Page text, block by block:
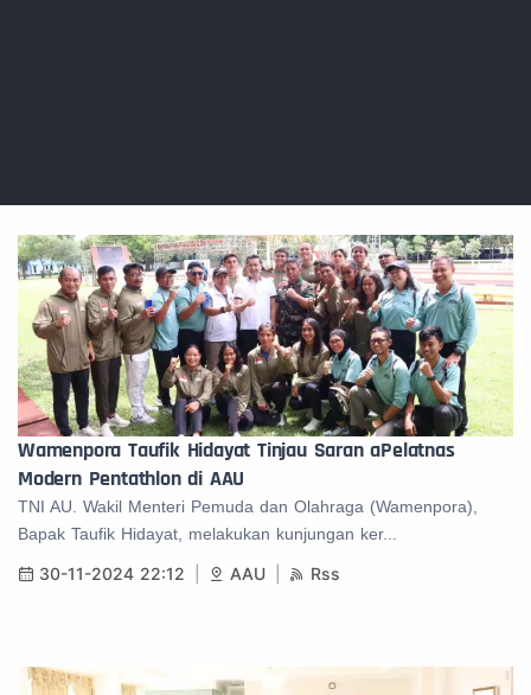
Wamenpora Taufik Hidayat Tinjau Saran aPelatnas
Modern Pentathlon di AAU
TNI AU. Wakil Menteri Pemuda dan Olahraga (Wamenpora),
Bapak Taufik Hidayat, melakukan kunjungan ker...
30-11-2024 22:12 AAU Rss